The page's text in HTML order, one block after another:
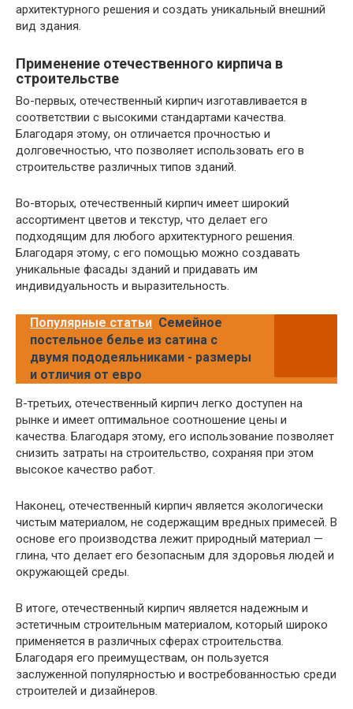
архитектурного решения и создать уникальный внешний
вид здания.
Применение отечественного кирпича в
строительстве
Во-первых, отечественный кирпич изготавливается в
соответствии с высокими стандартами качества.
Благодаря этому, он отличается прочностью и
долговечностью, что позволяет использовать его в
строительстве различных типов зданий.
Во-вторых, отечественный кирпич имеет широкий
ассортимент цветов и текстур, что делает его
подходящим для любого архитектурного решения.
Благодаря этому, с его помощью можно создавать
уникальные фасады зданий и придавать им
индивидуальность и выразительность.
Популярные статьи Семейное
постельное белье из сатина с
двумя пододеяльниками - размеры
и отличия от евро
В-третьих, отечественный кирпич легко доступен на
рынке и имеет оптимальное соотношение цены и
качества. Благодаря этому, его использование позволяет
снизить затраты на строительство, сохраняя при этом
высокое качество работ.
Наконец, отечественный кирпич является экологически
чистым материалом, не содержащим вредных примесей. В
основе его производства лежит природный материал —
глина, что делает его безопасным для здоровья людей и
окружающей среды.
В итоге, отечественный кирпич является надежным и
эстетичным строительным материалом, который широко
применяется в различных сферах строительства.
Благодаря его преимуществам, он пользуется
заслуженной популярностью и востребованностью среди
строителей и дизайнеров.